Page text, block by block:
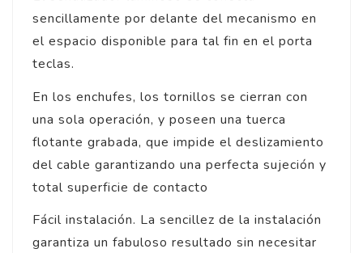
sencillamente por delante del mecanismo en
el espacio disponible para tal fin en el porta
teclas.
En los enchufes, los tornillos se cierran con
una sola operación, y poseen una tuerca
flotante grabada, que impide el deslizamiento
del cable garantizando una perfecta sujeción y
total superficie de contacto
Fácil instalación. La sencillez de la instalación
garantiza un fabuloso resultado sin necesitar